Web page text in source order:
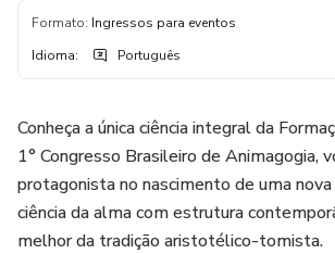
Formato: Ingressos para eventos
Idioma: Português
Conheça a única ciência integral da
1° Congresso Brasileiro de Animagogia,
protagonista no nascimento de uma
ciência da alma com estrutura
melhor da tradição aristotélico-tomista.